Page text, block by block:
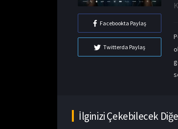
Facebookta Paylaş
Twitterda Paylaş
İlginizi Çekebilecek